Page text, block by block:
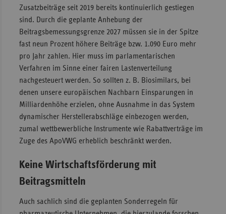
Zusatzbeiträge seit 2019 bereits kontinuierlich gestiegen
sind. Durch die geplante Anhebung der
Beitragsbemessungsgrenze 2027 müssen sie in der Spitze
fast neun Prozent höhere Beiträge bzw. 1.090 Euro mehr
pro Jahr zahlen. Hier muss im parlamentarischen
Verfahren im Sinne einer fairen Lastenverteilung
nachgesteuert werden. So sollten z. B. Biosimilars, bei
denen unsere europäischen Nachbarn Einsparungen in
Milliardenhöhe erzielen, ohne Ausnahme in das System
dynamischer Herstellerabschläge einbezogen werden,
zumal wettbewerbliche Instrumente wie Rabattverträge im
Zuge des ApoVWG erheblich beschränkt werden.
Keine Wirtschaftsförderung mit
Beitragsmitteln
Auch sachlich sind die geplanten Sonderregeln für